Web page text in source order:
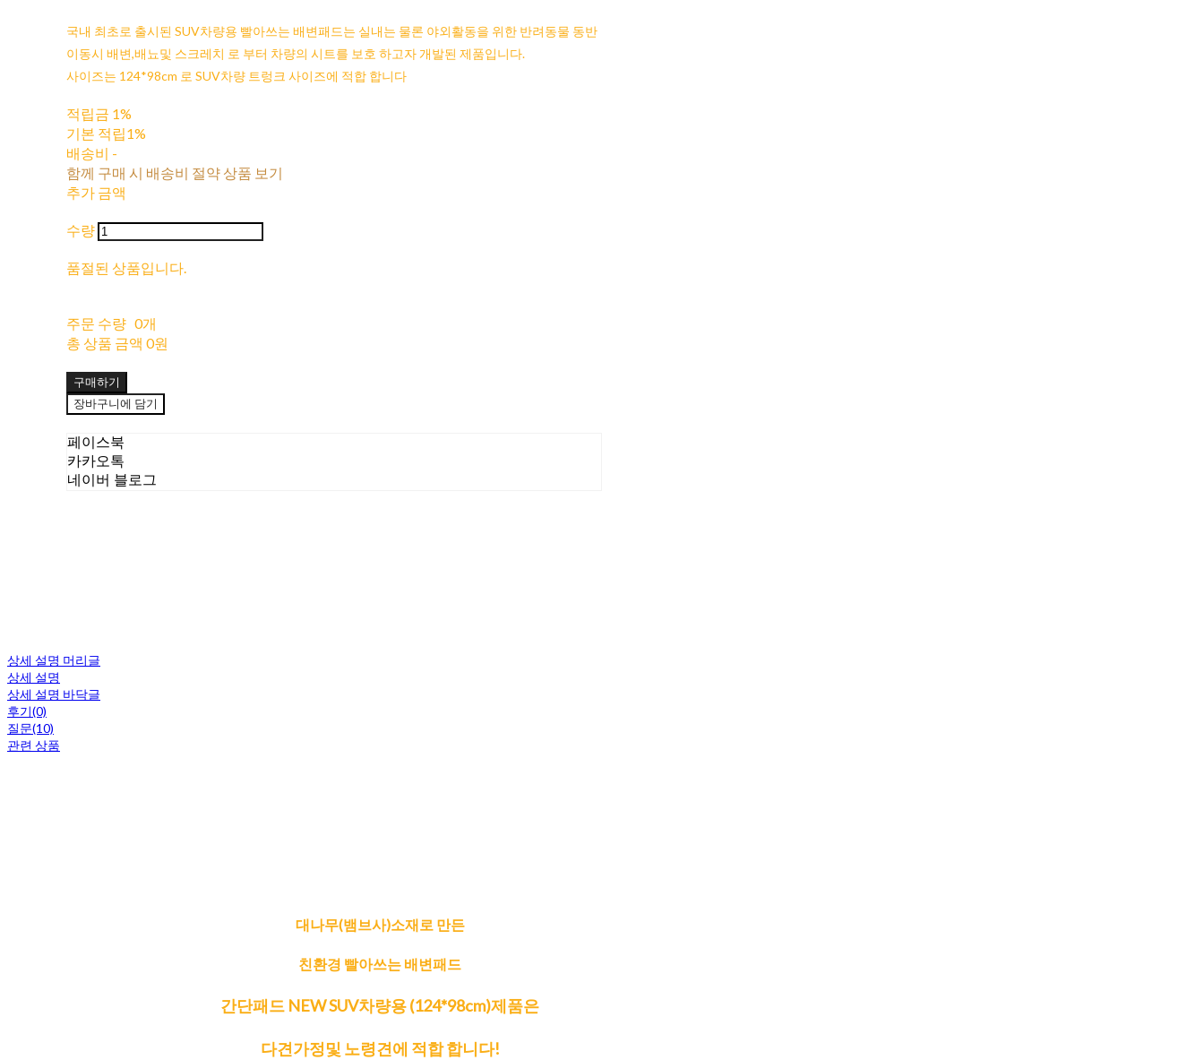
국내 최초로 출시된 SUV차량용 빨아쓰는 배변패드는 실내는 물론 야외활동을 위한 반려동물 동반
이동시 배변,배뇨및 스크레치 로 부터 차량의 시트를 보호 하고자 개발된 제품입니다.
사이즈는 124*98cm 로 SUV차량 트렁크 사이즈에 적합 합니다
적립금 1%
기본 적립1%
배송비 -
함께 구매 시 배송비 절약 상품 보기
추가 금액
수량
품절된 상품입니다.
주문 수량 0개
총 상품 금액 0원
구매하기
장바구니에 담기
페이스북
카카오톡
네이버 블로그
상세 설명 머리글
상세 설명
상세 설명 바닥글
후기(0)
질문(10)
관련 상품
대나무(뱀브사)소재로 만든
친환경 빨아쓰는 배변패드
간단패드 NEW SUV차량용 (124*98cm)제품은
다견가정및 노령견에 적합 합니다!